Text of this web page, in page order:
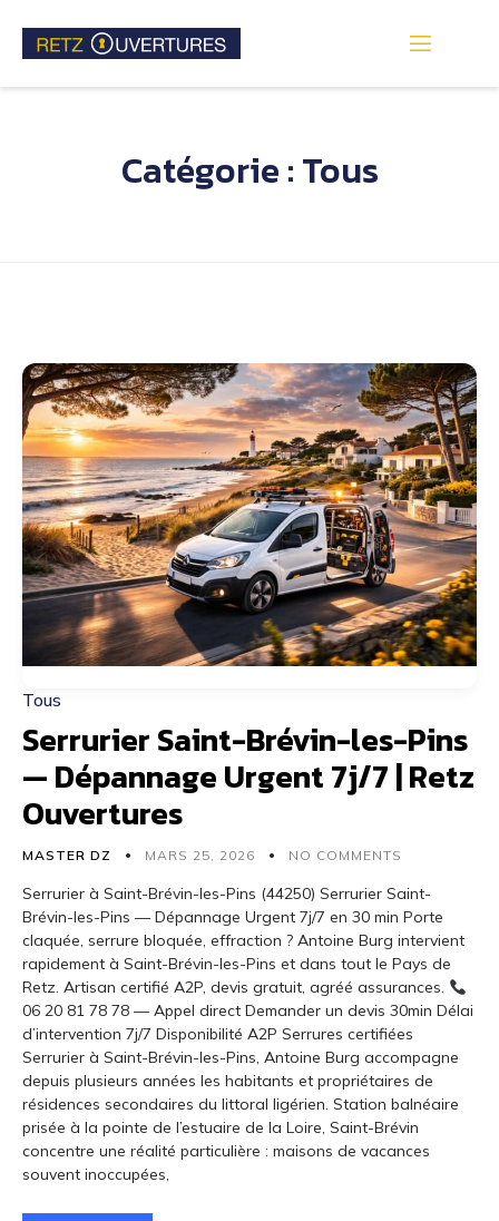
Catégorie :Tous
Tous
Serrurier Saint-Brévin-les-Pins
— Dépannage Urgent 7j/7 | Retz
Ouvertures
MASTER DZ MARS 25, 2026 NO COMMENTS
Serrurier à Saint-Brévin-les-Pins (44250) Serrurier Saint-
Brévin-les-Pins — Dépannage Urgent 7j/7 en 30 min Porte
claquée, serrure bloquée, effraction ? Antoine Burg intervient
rapidement à Saint-Brévin-les-Pins et dans tout le Pays de
Retz. Artisan certifié A2P, devis gratuit, agréé assurances.
06 20 81 78 78 — Appel direct Demander un devis 30min Délai
d’intervention 7j/7 Disponibilité A2P Serrures certifiées
Serrurier à Saint-Brévin-les-Pins, Antoine Burg accompagne
depuis plusieurs années les habitants et propriétaires de
résidences secondaires du littoral ligérien. Station balnéaire
prisée à la pointe de l’estuaire de la Loire, Saint-Brévin
concentre une réalité particulière : maisons de vacances
souvent inoccupées,